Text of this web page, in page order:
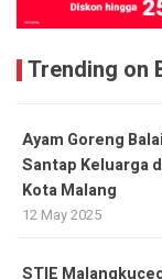
Trending on
Ayam Goreng
Santap Keluarga
Kota Malang
12 May 2025
STIE